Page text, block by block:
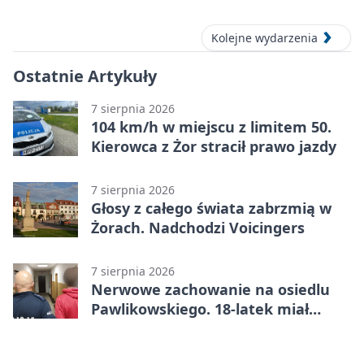
Kolejne wydarzenia
Ostatnie Artykuły
7 sierpnia 2026
104 km/h w miejscu z limitem 50.
Kierowca z Żor stracił prawo jazdy
7 sierpnia 2026
Głosy z całego świata zabrzmią w
Żorach. Nadchodzi Voicingers
7 sierpnia 2026
Nerwowe zachowanie na osiedlu
Pawlikowskiego. 18-latek miał